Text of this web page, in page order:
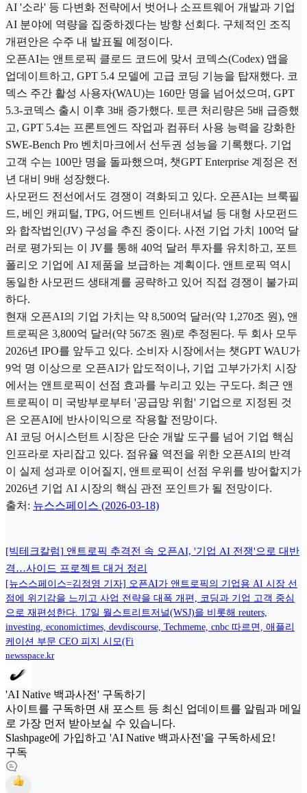
AI '소라' 등 다변화 전략에서 벗어나 소프트웨어 개발과 기업
AI 분야에 역량을 집중하겠다는 방향 선회다. 구체적인 조직
개편안은 수주 내 발표될 예정이다.
오픈AI는 앤트로픽 클로드 코드에 맞서 코덱스(Codex) 앱을
업데이트하고, GPT 5.4 모델에 고급 코딩 기능을 탑재했다. 코
덱스 주간 활성 사용자(WAU)는 160만 명을 넘어섰으며, GPT
5.3-코덱스 출시 이후 3배 증가했다. 토큰 처리량은 5배 급증했
고, GPT 5.4는 프론트엔드 작업과 컴퓨터 사용 능력을 강화한
SWE-Bench Pro 벤치마크에서 선두권 성능을 기록했다. 기업
고객 수는 100만 명을 돌파했으며, 챗GPT Enterprise 계정은 전
년 대비 9배 성장했다.
사모펀드 전선에서도 경쟁이 격화되고 있다. 오픈AI는 브룩필
드, 베인 캐피털, TPG, 어드벤트 인터내셔널 등 대형 사모펀드
와 합작법인(JV) 구성을 추진 중이다. 사전 기업 가치 100억 달
러로 평가되는 이 JV를 통해 40억 달러 투자를 유치하고, 포트
폴리오 기업에 AI 제품을 보급하는 계획이다. 앤트로픽 역시
동일한 사모펀드 생태계를 공략하고 있어 직접 경쟁이 불가피
하다.
현재 오픈AI의 기업 가치는 약 8,500억 달러(약 1,270조 원), 앤
트로픽은 3,800억 달러(약 567조 원)로 추정된다. 두 회사 모두
2026년 IPO를 앞두고 있다. 소비자 시장에서는 챗GPT WAU가
9억 명 이상으로 오픈AI가 압도적이나, 기업 고부가가치 시장
에서는 앤트로픽이 선점 효과를 누리고 있는 구도다. 최근 앤
트로픽이 미 국방부로부터 '공급망 위험' 기업으로 지정된 것
은 오픈AI에 반사이익으로 작용할 전망이다.
AI 코딩 어시스턴트 시장은 단순 개발 도구를 넘어 기업 핵심
인프라로 자리잡고 있다. 점유율 역전을 위한 오픈AI의 반격
이 실제 성과로 이어질지, 앤트로픽이 선점 우위를 방어할지가
2026년 기업 AI 시장의 핵심 관전 포인트가 될 전망이다.
출처: 뉴스스페이스 (2026-03-18)
[빅테크칼럼] 앤트로픽 추격전 속 오픈AI, '기업 AI 전쟁'으로 대반
격…사이드 프로젝트 대거 정리
[뉴스스페이스=김정영 기자] 오픈AI가 앤트로픽의 기업용 AI 시장 선
점에 위기감을 느끼고 사업 전략을 대폭 개편, 코딩과 기업 고객 중심
으로 재편성한다. 17일 월스트리트저널(WSJ)을 비롯해 reuters,
investing, economictimes, devdiscourse, Techmeme, cnbc 따르면, 애플리
케이션 부문 CEO 피지 시모(Fi
newsspace.kr
'AI Native 백과사전' 구독하기
사이트를 구독하면 새 포스트 등 최신 업데이트를 알림과 메일
로 가장 먼저 받아보실 수 있습니다.
Slashpage에 가입하고 'AI Native 백과사전'을 구독하세요!
구독